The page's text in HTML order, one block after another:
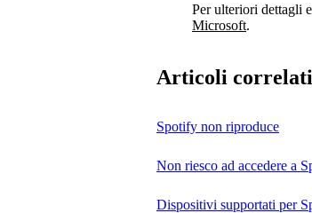
Per ulteriori dettagli
Microsoft.
Articoli correlati
Spotify non riproduce
Non riesco ad accedere a
Dispositivi supportati per